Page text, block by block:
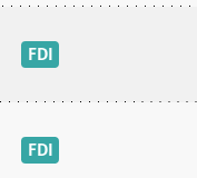
FDI
FDI